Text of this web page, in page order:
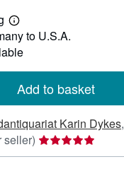
Learn
more
about
shipping
to U.S.A.
Add to basket
Karin Dykes,
seller) Seller
rating